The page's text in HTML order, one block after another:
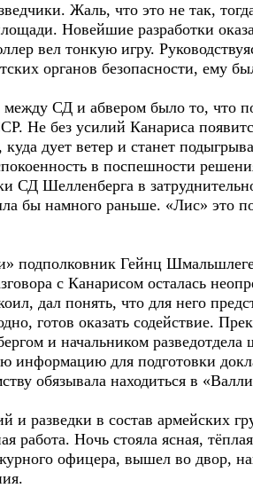
Жаль, что это не так,
Новейшие разработки
вел тонкую игру.
органов безопасности, ему
СД и абвером было то, что
Не без усилий Канариса
дует ветер и станет
в поспешности
СД Шелленберга в
бы намного раньше. «Лис» это
подполковник Гейнц
с Канарисом осталась
дал понять, что для него
готов оказать содействие.
и начальником
информацию для подготовки
обязывала находиться в
и разведки в состав армейских
работа. Ночь стояла ясная,
офицера, вышел во двор,